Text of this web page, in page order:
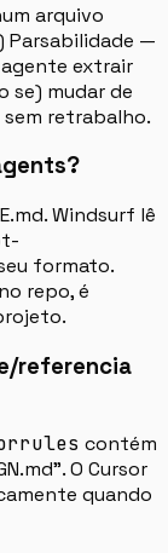
arquivo
Parsabilidade —
extrair
se) mudar de
retrabalho.
Windsurf lê
formato.
repo, é
referencia
contém
O Cursor
quando